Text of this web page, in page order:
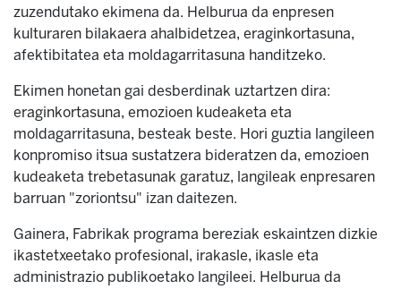
zuzendutako ekimena da. Helburua da enpresen
kulturaren bilakaera ahalbidetzea, eraginkortasuna,
afektibitatea eta moldagarritasuna handitzeko.
Ekimen honetan gai desberdinak uztartzen dira:
eraginkortasuna, emozioen kudeaketa eta
moldagarritasuna, besteak beste. Hori guztia langileen
konpromiso itsua sustatzera bideratzen da, emozioen
kudeaketa trebetasunak garatuz, langileak enpresaren
barruan "zoriontsu" izan daitezen.
Gainera, Fabrikak programa bereziak eskaintzen dizkie
ikastetxeetako profesional, irakasle, ikasle eta
administrazio publikoetako langileei. Helburua da